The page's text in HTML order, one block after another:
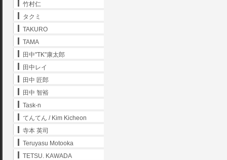
竹村仁
タクミ
TAKURO
TAMA
田中"TK"康太郎
田中レイ
田中 匠郎
田中 智裕
Task-n
てんてん / Kim Kicheon
寺本 英司
Teruyasu Motooka
TETSU. KAWADA